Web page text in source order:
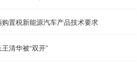
置税新能源汽车产品技术要求
清华被“双开”